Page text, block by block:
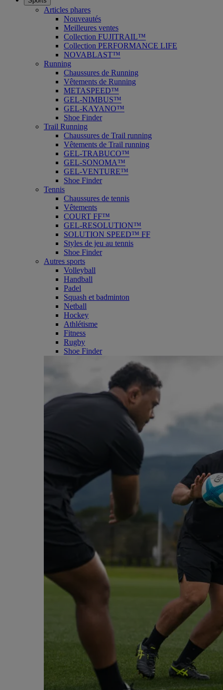
Articles phares
Nouveautés
Meilleures ventes
Collection FUJITRAIL™
Collection PERFORMANCE LIFE
NOVABLAST™
Running
Chaussures de Running
Vêtements de Running
METASPEED™
GEL-NIMBUS™
GEL-KAYANO™
Shoe Finder
Trail Running
Chaussures de Trail running
Vêtements de Trail running
GEL-TRABUCO™
GEL-SONOMA™
GEL-VENTURE™
Shoe Finder
Tennis
Chaussures de tennis
Vêtements
COURT FF™
GEL-RESOLUTION™
SOLUTION SPEED™ FF
Styles de jeu au tennis
Shoe Finder
Autres sports
Volleyball
Handball
Padel
Squash et badminton
Netball
Hockey
Athlétisme
Fitness
Rugby
Shoe Finder